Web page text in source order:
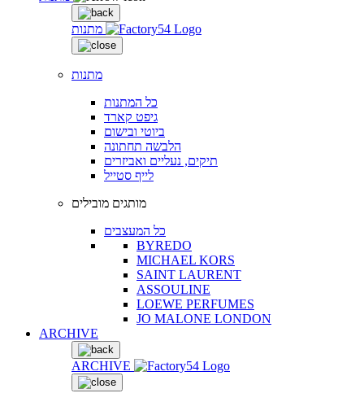
מתנות
מתנות
כל המתנות
גיפט קארד
ביוטי ובישום
הלבשה תחתונה
תיקים, נעליים ואביזרים
לייף סטייל
מותגים מובילים
כל המעצבים
BYREDO
MICHAEL KORS
SAINT LAURENT
ASSOULINE
LOEWE PERFUMES
JO MALONE LONDON
ARCHIVE
ARCHIVE